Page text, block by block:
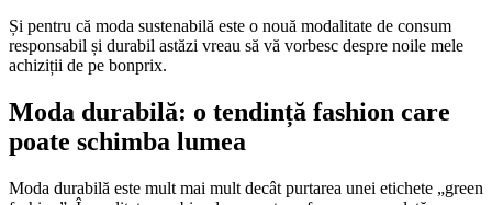
Și pentru că moda sustenabilă este o nouă modalitate de consum
responsabil și durabil astăzi vreau să vă vorbesc despre noile mele
achiziții de pe bonprix.
Moda durabilă: o tendință fashion care
poate schimba lumea
Moda durabilă este mult mai mult decât purtarea unei etichete „green